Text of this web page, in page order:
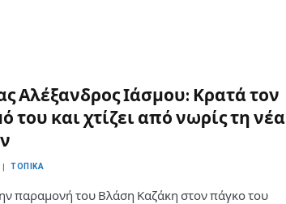
Αλέξανδρος Ιάσμου: Κρατά τον
του και χτίζει από νωρίς τη νέα
ΤΟΠΙΚΆ
παραμονή του Βλάση Καζάκη στον πάγκο του